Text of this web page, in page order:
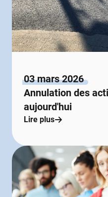
03 mars 2026
Annulation des
aujourd'hui
Lire plus